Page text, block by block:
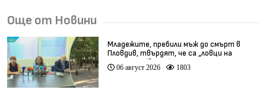
Още от Новини
Младежите, пребили мъж до смърт в
Пловдив, твърдят, че са „ловци на
педофили” (видео)
06 август 2026 1803